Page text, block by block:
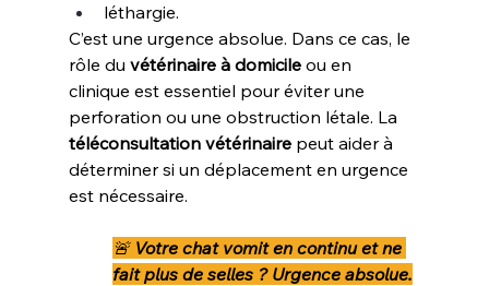
léthargie.
C’est une urgence absolue. Dans ce cas, le
rôle du vétérinaire à domicile ou en
clinique est essentiel pour éviter une
perforation ou une obstruction létale. La
téléconsultation vétérinaire peut aider à
déterminer si un déplacement en urgence
est nécessaire.
🚨 Votre chat vomit en continu et ne
fait plus de selles ? Urgence absolue.